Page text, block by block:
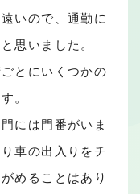
いので、通勤に
思いました。
とにいくつかの
。
には門番がいま
車の出入りをチ
めることはあり